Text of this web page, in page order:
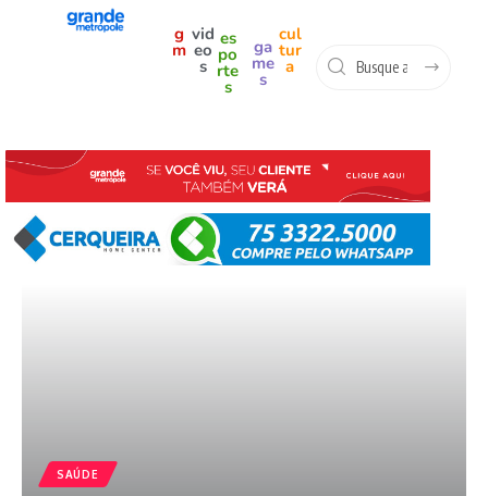
g
m
vid
eo
s
es
po
rte
s
ga
me
s
cul
tur
a
SAÚDE